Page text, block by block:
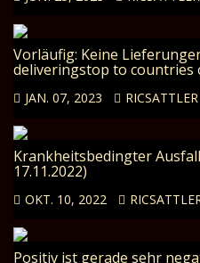
Vorläufig: Keine
deliveringstop to countries
JAN. 07, 2023 RICSATTLER
Krankheitsbedingter
17.11.2022)
OKT. 10, 2022
Positiv ist gerade sehr